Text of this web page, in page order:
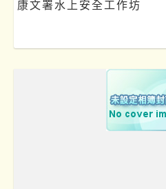
康文署水上安全工作坊